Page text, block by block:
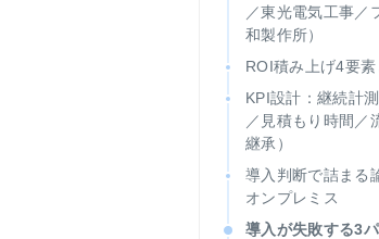
／東光電気工事／
和製作所）
ROI積み上げ4要素
KPI設計：継続計
／見積もり時間／
継承）
導入判断で詰まる
オンプレミス
導入が失敗する3